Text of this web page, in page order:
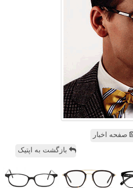
صفحه اخبار
بازگشت به اپتیک